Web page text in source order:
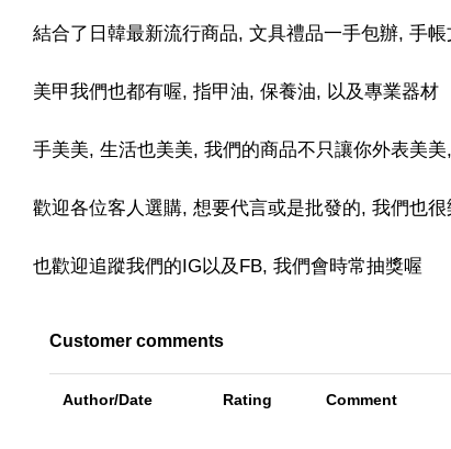
結合了日韓最新流行商品, 文具禮品一手包辦, 手
美甲我們也都有喔, 指甲油, 保養油, 以及專業器材
手美美, 生活也美美, 我們的商品不只讓你外表美
歡迎各位客人選購, 想要代言或是批發的, 我們也
也歡迎追蹤我們的IG以及FB, 我們會時常抽獎喔
Customer comments
Author/Date Rating Comment